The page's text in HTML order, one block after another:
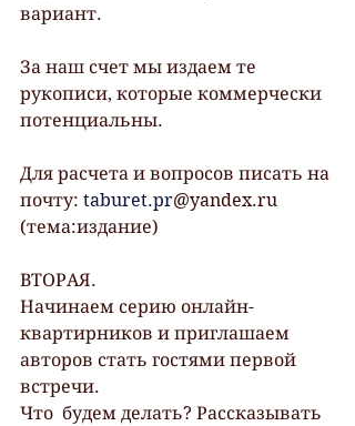
вариант.
За наш счет мы издаем те
рукописи, которые коммерчески
потенциальны.
Для расчета и вопросов писать на
почту: taburet.pr@yandex.ru
(тема:издание)
ВТОРАЯ.
Начинаем серию онлайн-
квартирников и приглашаем
авторов стать гостями первой
встречи.
Что  будем делать? Рассказывать